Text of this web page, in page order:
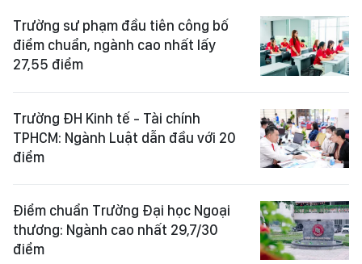
Trường sư phạm đầu tiên công bố
điểm chuẩn, ngành cao nhất lấy
27,55 điểm
Trường ĐH Kinh tế - Tài chính
TPHCM: Ngành Luật dẫn đầu với 20
điểm
Điểm chuẩn Trường Đại học Ngoại
thương: Ngành cao nhất 29,7/30
điểm